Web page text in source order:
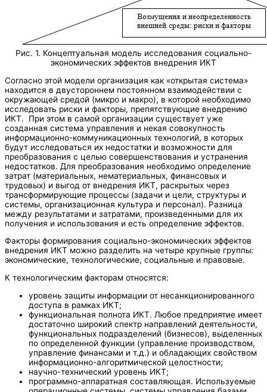
Рис. 1. Концептуальная модель исследования социально-
экономических эффектов внедрения ИКТ
Согласно этой модели организация как «открытая система»
находится в двустороннем постоянном взаимодействии с
окружающей средой (микро и макро), в которой необходимо
исследовать риски и факторы, препятствующие внедрению
ИКТ. При этом в самой организации существует уже
созданная система управления и некая совокупность
информационно-коммуникационных технологий, в которых
будут исследоваться их недостатки и возможности для
преобразования с целью совершенствования и устранения
недостатков. Для преобразования необходимо определение
затрат (материальных, нематериальных, финансовых и
трудовых) и выгод от внедрения ИКТ, раскрытых через
трансформирующие процессы (задачи и цели, структуры и
системы, организационная культура и персонал). Разница
между результатами и затратами, произведенными для их
получения и использования и есть определение эффектов.
Факторы формирования социально-экономических эффектов
внедрения ИКТ можно разделить на четыре крупные группы:
экономические, технологические, социальные и правовые.
К технологическим факторам относятся:
уровень защиты информации от несанкционированного
доступа в рамках ИКТ;
функциональная полнота ИКТ. Любое предприятие имеет
достаточно широкий спектр направлений деятельности,
функциональных подразделений (бизнесов), выделенных
по определенной функции (управление производством,
управление финансами и т.д.) и обладающих свойством
информационно-алгоритмической целостности;
научно-технический уровень ИКТ;
программно-аппаратная составляющая. Используемые